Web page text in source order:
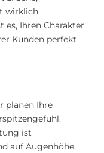
wirklich
es, Ihren Charakter
Kunden perfekt
planen Ihre
ist
auf Augenhöhe.